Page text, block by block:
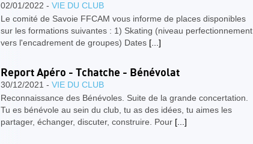
02/01/2022 - VIE DU CLUB
Le comité de Savoie FFCAM vous informe de places disponibles
sur les formations suivantes : 1) Skating (niveau perfectionnement
vers l'encadrement de groupes) Dates [...]
Report Apéro - Tchatche - Bénévolat
30/12/2021 - VIE DU CLUB
Reconnaissance des Bénévoles. Suite de la grande concertation.
Tu es bénévole au sein du club, tu as des idées, tu aimes les
partager, échanger, discuter, construire. Pour [...]